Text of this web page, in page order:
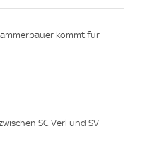
kommt für
SC Verl und SV